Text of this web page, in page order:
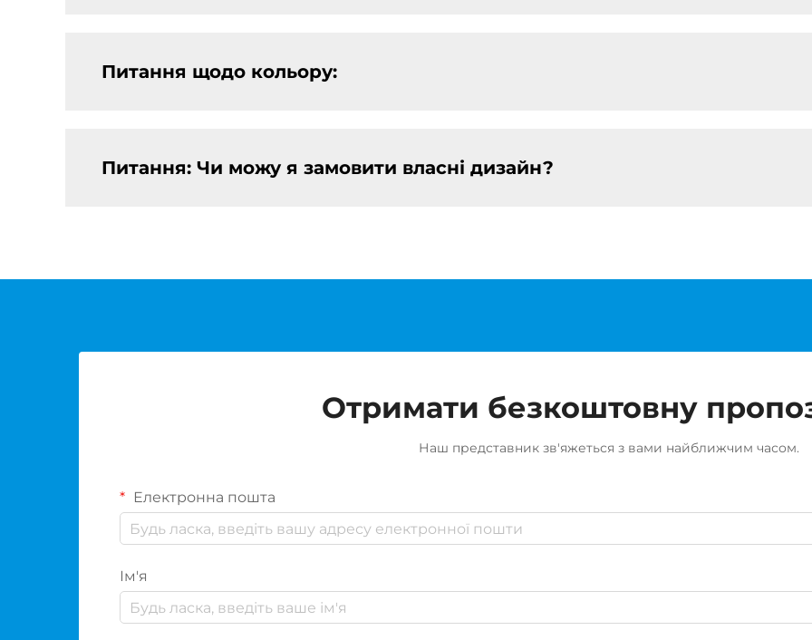
Питання щодо кольору:
Питання: Чи можу я замовити власні дизайн?
Отримати безкоштовну
Наш представник зв'яжеться з вами найближчим часом.
Електронна пошта
Ім'я